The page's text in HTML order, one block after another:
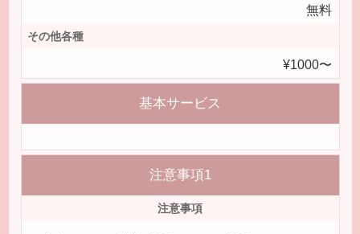
無料
その他各種
¥1000〜
基本サービス
注意事項1
注意事項